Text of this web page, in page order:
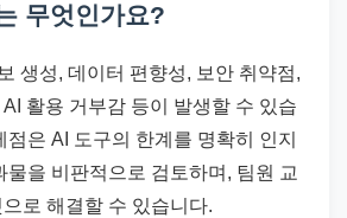
무엇인가요?
생성, 데이터 편향성, 보안 취약점,
활용 거부감 등이 발생할 수 있습
점은 AI 도구의 한계를 명확히 인지
물을 비판적으로 검토하며, 팀원 교
로 해결할 수 있습니다.